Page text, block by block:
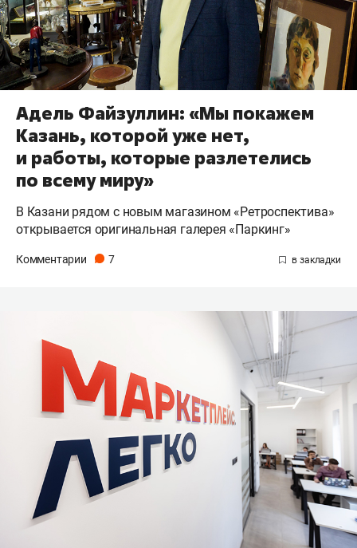
Адель Файзуллин: «Мы покажем
Казань, которой уже нет,
и работы, которые разлетелись
по всему миру»
В Казани рядом с новым магазином «Ретроспектива»
открывается оригинальная галерея «Паркинг»
Комментарии 7